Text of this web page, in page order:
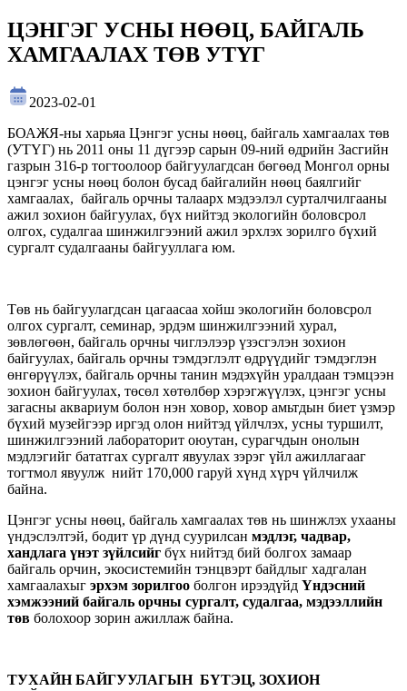
ЦЭНГЭГ УСНЫ НӨӨЦ, БАЙГАЛЬ
ХАМГААЛАХ ТӨВ УТҮГ
2023-02-01
БОАЖЯ-ны харьяа Цэнгэг усны нөөц, байгаль хамгаалах төв
(УТҮГ) нь 2011 оны 11 дүгээр сарын 09-ний өдрийн Засгийн
газрын 316-р тогтоолоор байгуулагдсан бөгөөд Монгол орны
цэнгэг усны нөөц болон бусад байгалийн нөөц баялгийг
хамгаалах, байгаль орчны талаарх мэдээлэл сурталчилгааны
ажил зохион байгуулах, бүх нийтэд экологийн боловсрол
олгох, судалгаа шинжилгээний ажил эрхлэх зорилго бүхий
сургалт судалгааны байгууллага юм.
Төв нь байгуулагдсан цагаасаа хойш экологийн боловсрол
олгох сургалт, семинар, эрдэм шинжилгээний хурал,
зөвлөгөөн, байгаль орчны чиглэлээр үзэсгэлэн зохион
байгуулах, байгаль орчны тэмдэглэлт өдрүүдийг тэмдэглэн
өнгөрүүлэх, байгаль орчны танин мэдэхүйн уралдаан тэмцээн
зохион байгуулах, төсөл хөтөлбөр хэрэгжүүлэх, цэнгэг усны
загасны аквариум болон нэн ховор, ховор амьтдын биет үзмэр
бүхий музейгээр иргэд олон нийтэд үйлчлэх, усны туршилт,
шинжилгээний лабораторит оюутан, сурагчдын онолын
мэдлэгийг бататгах сургалт явуулах зэрэг үйл ажиллагааг
тогтмол явуулж нийт 170,000 гаруй хүнд хүрч үйлчилж
байна.
Цэнгэг усны нөөц, байгаль хамгаалах төв нь шинжлэх ухааны
үндэслэлтэй, бодит үр дүнд суурилсан мэдлэг, чадвар,
хандлага үнэт зүйлсийг бүх нийтэд бий болгох замаар
байгаль орчин, экосистемийн тэнцвэрт байдлыг хадгалан
хамгаалахыг эрхэм зорилгоо болгон ирээдүйд Үндэсний
хэмжээний байгаль орчны сургалт, судалгаа, мэдээллийн
төв болохоор зорин ажиллаж байна.
ТУХАЙН БАЙГУУЛАГЫН БҮТЭЦ, ЗОХИОН